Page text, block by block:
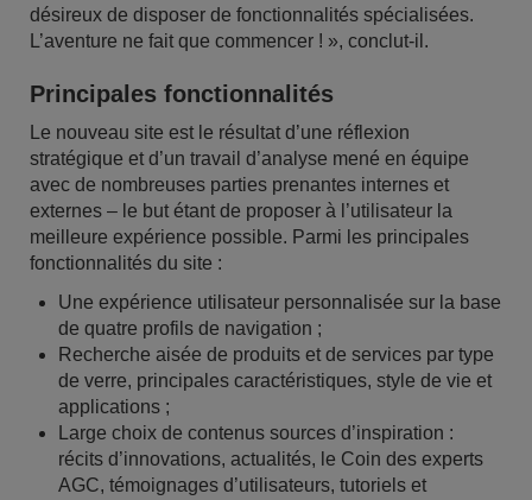
désireux de disposer de fonctionnalités spécialisées.
L’aventure ne fait que commencer ! », conclut-il.
Principales fonctionnalités
Le nouveau site est le résultat d’une réflexion
stratégique et d’un travail d’analyse mené en équipe
avec de nombreuses parties prenantes internes et
externes – le but étant de proposer à l’utilisateur la
meilleure expérience possible. Parmi les principales
fonctionnalités du site :
Une expérience utilisateur personnalisée sur la base
de quatre profils de navigation ;
Recherche aisée de produits et de services par type
de verre, principales caractéristiques, style de vie et
applications ;
Large choix de contenus sources d’inspiration :
récits d’innovations, actualités, le Coin des experts
AGC, témoignages d’utilisateurs, tutoriels et